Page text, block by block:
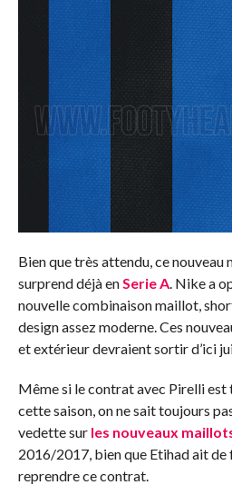
Bien que très attendu, ce
surprend déjà en Serie A. Nike a
nouvelle combinaison maillot,
design assez moderne. Ces
et extérieur devraient sortir d’ici
Même si le contrat avec Pirelliest
cettesaison, on ne sait toujours
vedette sur les nouveaux
2016/2017, bien que Etihad ait de
reprendre ce contrat.